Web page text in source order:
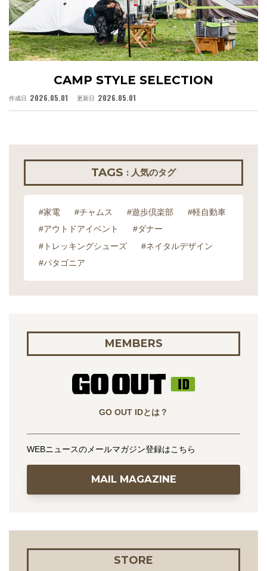
CAMP STYLE SELECTION
作成日 2026.05.01 更新日 2026.05.01
TAGS : 人気のタグ
#家電 #チャムス #遊歩倶楽部
#軽自動車
#アウトドアイベント
#ダナー
#トレッキングシューズ
#ネイタルデザイン
#パタゴニア
MEMBERS
GO OUT IDとは？
WEBニュースのメールマガジン登録はこちら
MAIL MAGAZINE
STORE